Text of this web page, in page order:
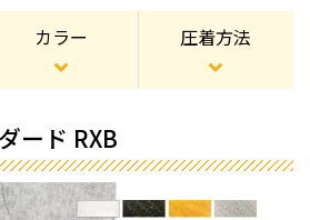
カラー 圧着方法
ード RXB